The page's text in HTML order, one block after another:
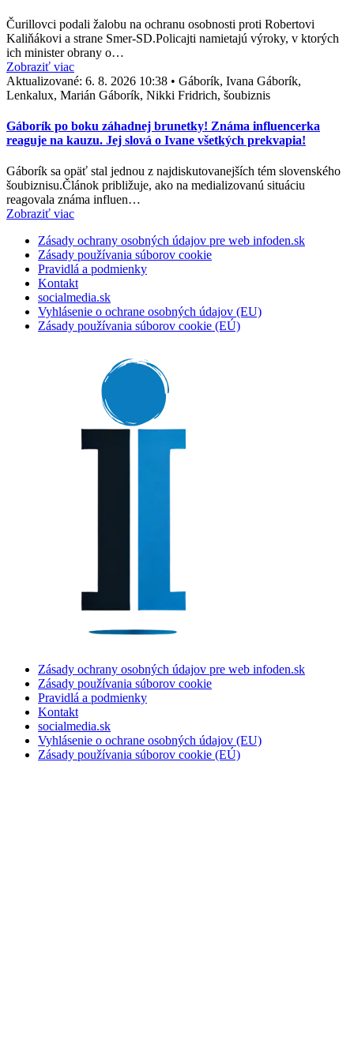
Čurillovci podali žalobu na ochranu osobnosti proti Robertovi
Kaliňákovi a strane Smer-SD.Policajti namietajú výroky, v ktorých
ich minister obrany o…
Zobraziť viac
Aktualizované: 6. 8. 2026 10:38 • Gáborík, Ivana Gáborík,
Lenkalux, Marián Gáborík, Nikki Fridrich, šoubiznis
Gáborík po boku záhadnej brunetky! Známa influencerka
reaguje na kauzu. Jej slová o Ivane všetkých prekvapia!
Gáborík sa opäť stal jednou z najdiskutovanejších tém slovenského
šoubiznisu.Článok približuje, ako na medializovanú situáciu
reagovala známa influen…
Zobraziť viac
Zásady ochrany osobných údajov pre web infoden.sk
Zásady používania súborov cookie
Pravidlá a podmienky
Kontakt
socialmedia.sk
Vyhlásenie o ochrane osobných údajov (EU)
Zásady používania súborov cookie (EÚ)
Zásady ochrany osobných údajov pre web infoden.sk
Zásady používania súborov cookie
Pravidlá a podmienky
Kontakt
socialmedia.sk
Vyhlásenie o ochrane osobných údajov (EU)
Zásady používania súborov cookie (EÚ)